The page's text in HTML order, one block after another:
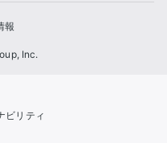
報
Inc.
ビリティ